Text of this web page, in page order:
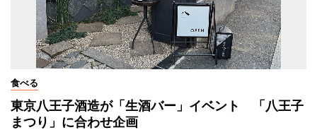
食べる
東京八王子酒造が「生酒バー」イベント 「八王子
まつり」に合わせ企画